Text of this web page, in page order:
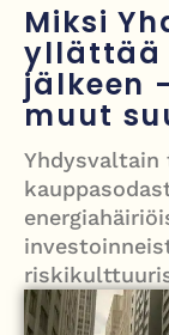
Mies syytteessä,
New Yorkin NBA-
ja
Kimi ja Minttu
Nigel Farage
Miksi
yllättää
jälkeen
muut
Yhdysvaltain